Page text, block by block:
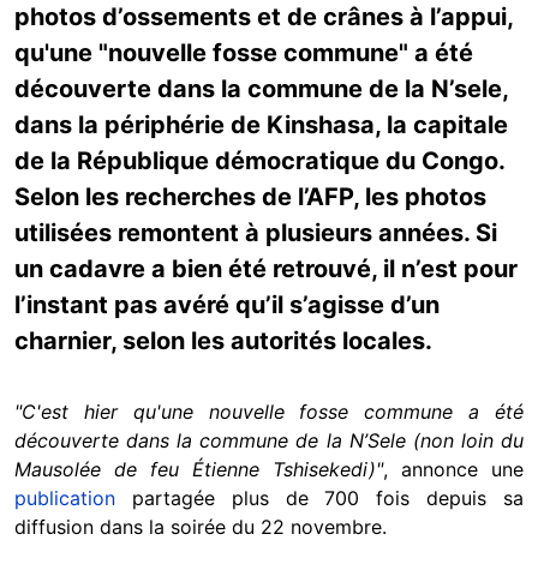
photos d’ossements et de crânes à l’appui,
qu'une "nouvelle fosse commune" a été
découverte dans la commune de la N’sele,
dans la périphérie de Kinshasa, la capitale
de la République démocratique du Congo.
Selon les recherches de l’AFP, les photos
utilisées remontent à plusieurs années. Si
un cadavre a bien été retrouvé, il n’est pour
l’instant pas avéré qu’il s’agisse d’un
charnier, selon les autorités locales.
"C'est hier qu'une nouvelle fosse commune a été
découverte dans la commune de la N’Sele (non loin du
Mausolée de feu Étienne Tshisekedi)", annonce une
publication partagée plus de 700 fois depuis sa
diffusion dans la soirée du 22 novembre.